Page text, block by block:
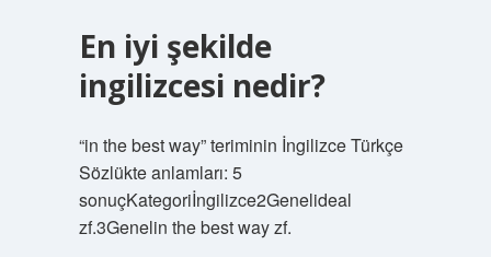
En iyi şekilde
ingilizcesi nedir?
“in the best way” teriminin İngilizce Türkçe
Sözlükte anlamları: 5
sonuçKategoriİngilizce2Genelideal
zf.3Genelin the best way zf.